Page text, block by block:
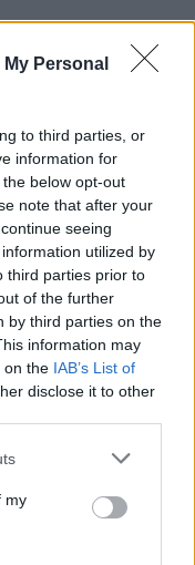
Personal
to third parties, or
information for
below opt-out
note that after your
seeing
utilized by
third parties prior to
of the further
by third parties on the
information may
on the IAB’s List of
disclose it to other
my
κόσμων το
πολιτών
ότι ανήκει η
γνωστό»τόνισε
Τατούλης και
διακύβευμα
υποχρεούνται να
συνεργασίας αν
βήμα. Προβλέπω
κάνει τη
έλεγα ότι
της
από όλη αυτή την
σκηνή, που
βάση, αλλά
οι πολίτες